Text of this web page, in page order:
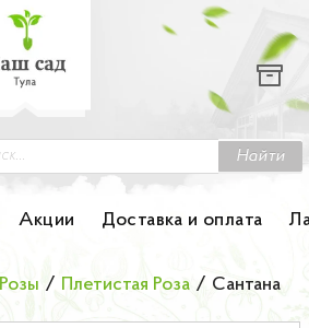
Найти
Акции Доставка и оплата
Розы / Плетистая Роза / Сантана